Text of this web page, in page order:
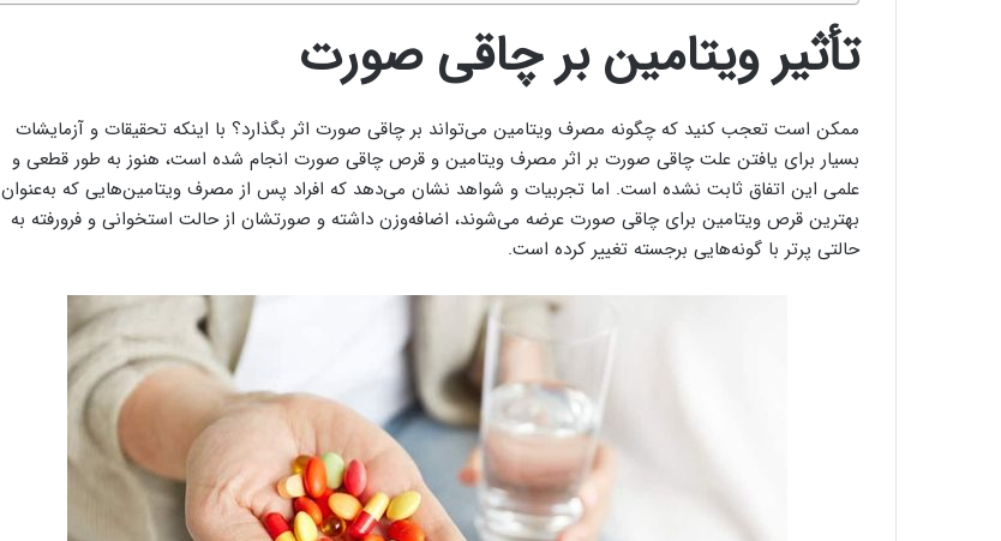
تأثیر ویتامین بر چاقی صورت
ممکن است تعجب کنید که چگونه مصرف ویتامین می‌تواند بر چاقی صورت اثر بگذارد؟ با اینکه تحقیقات و آزمایشات
بسیار برای یافتن علت چاقی صورت بر اثر مصرف ویتامین و قرص چاقی صورت انجام شده است، هنوز به طور قطعی و
علمی این اتفاق ثابت نشده است. اما تجربیات و شواهد نشان می‌دهد که افراد پس از مصرف ویتامین‌هایی که به‌عنوان
بهترین قرص ویتامین برای چاقی صورت عرضه می‌شوند، اضافه‌وزن داشته و صورتشان از حالت استخوانی و فرورفته به
حالتی پرتر با گونه‌هایی برجسته تغییر کرده است.